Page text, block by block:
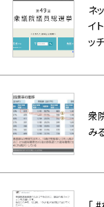
ネ
イ
ッ
衆
み